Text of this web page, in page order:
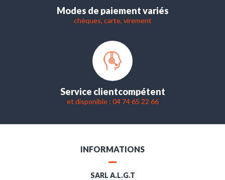
Modes de paiement variés
chèques, carte, virement
Service clientcompétent
et disponible : 04 74 65 22 66
INFORMATIONS
SARL A.L.G.T